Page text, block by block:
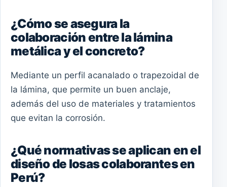
¿Cómo se asegura la
colaboración entre la lámina
metálica y el concreto?
Mediante un perfil acanalado o trapezoidal de
la lámina, que permite un buen anclaje,
además del uso de materiales y tratamientos
que evitan la corrosión.
¿Qué normativas se aplican en el
diseño de losas colaborantes en
Perú?